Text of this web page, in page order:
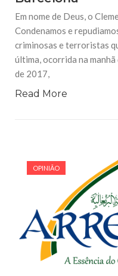
Em nome de Deus, o
Condenamos e
criminosas e terroristas
última, ocorrida na
de 2017,
Read More
OPINIÃO